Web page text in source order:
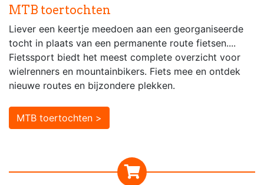
MTB toertochten
Liever een keertje meedoen aan een georganiseerde
tocht in plaats van een permanente route fietsen....
Fietssport biedt het meest complete overzicht voor
wielrenners en mountainbikers. Fiets mee en ontdek
nieuwe routes en bijzondere plekken.
MTB toertochten >